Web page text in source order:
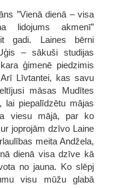
”Vienā dienā – visa
lidojums akmenī”
gadi. Laines bērni
– sākuši studijas
ģimenē piedzimis
Līvtantei, kas savu
māsas Mudītes
lai piepalīdzētu mājas
viesu mājā, par ko
joprojām dzīvo Laine
meita Andžela,
dienā visa dzīve kā
no jauna. Ko slēpj
visu mūžu glabā